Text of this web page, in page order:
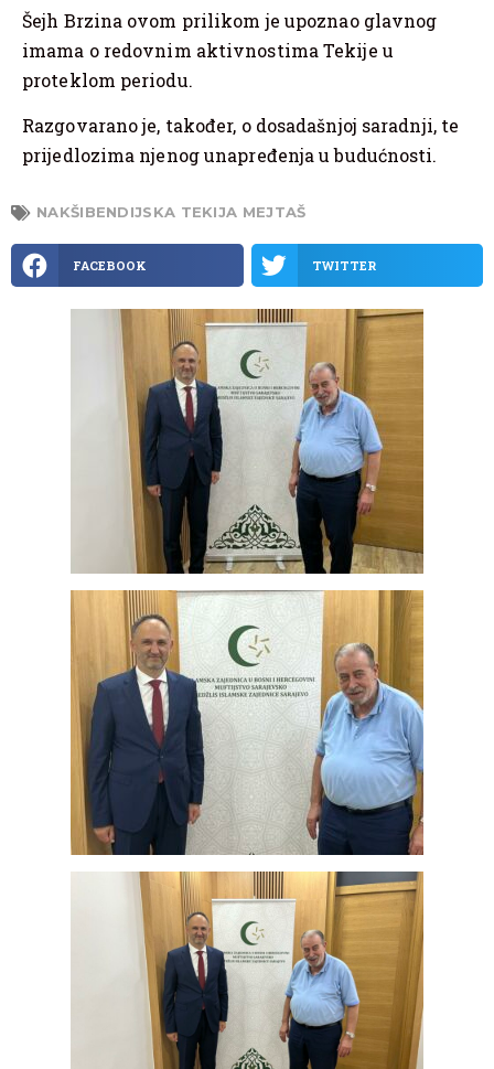
Šejh Brzina ovom prilikom je upoznao glavnog
imama o redovnim aktivnostima Tekije u
proteklom periodu.
Razgovarano je, također, o dosadašnjoj saradnji, te
prijedlozima njenog unapređenja u budućnosti.
NAKŠIBENDIJSKA TEKIJA MEJTAŠ
FACEBOOK TWITTER